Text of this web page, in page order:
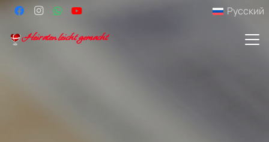
Русский
Heiraten leicht gemacht